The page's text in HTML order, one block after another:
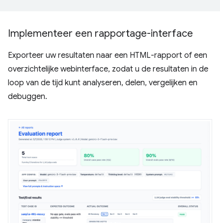
Implementeer een rapportage-interface
Exporteer uw resultaten naar een HTML-rapport of een
overzichtelijke webinterface, zodat u de resultaten in de
loop van de tijd kunt analyseren, delen, vergelijken en
debuggen.